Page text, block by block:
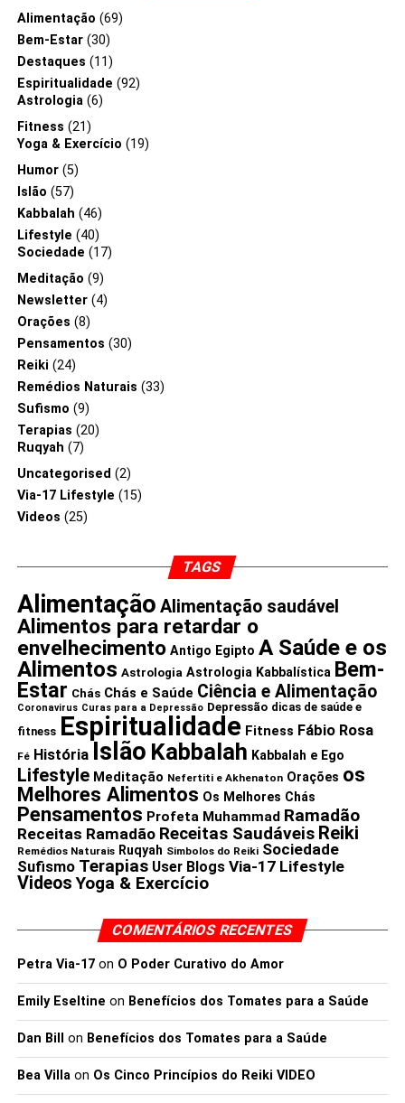
Alimentação (69)
Bem-Estar(30)
Destaques (11)
Espiritualidade (92)
Astrologia(6)
Fitness (21)
Yoga & Exercício (19)
Humor(5)
Islão (57)
Kabbalah (46)
Lifestyle (40)
Sociedade (17)
Meditação (9)
Newsletter(4)
Orações (8)
Pensamentos (30)
Reiki (24)
Remédios Naturais (33)
Sufismo (9)
Terapias (20)
Ruqyah (7)
Uncategorised (2)
Via-17 Lifestyle (15)
Videos (25)
TAGS
Alimentação Alimentação saudável
Alimentos para retardar o
envelhecimento Antigo Egipto A Saúde e os
Alimentos Astrologia Astrologia Kabbalística Bem-
Estar Chás Chás e Saúde Ciência e Alimentação
Coronavirus Curas para a Depressão Depressão dicas de saúde e
fitness Espiritualidade Fitness Fábio Rosa
Fé História Islão Kabbalah Kabbalah e Ego
Lifestyle Meditação Nefertiti e Akhenaton Orações os
Melhores Alimentos Os Melhores Chás
Pensamentos Profeta Muhammad Ramadão
Receitas Ramadão Receitas Saudáveis Reiki
Remédios Naturais Ruqyah Simbolos do Reiki Sociedade
Sufismo Terapias User Blogs Via-17 Lifestyle
Videos Yoga & Exercício
COMENTÁRIOS RECENTES
Petra Via-17on O Poder Curativo do Amor
Emily Eseltine on Benefícios dos Tomates para a Saúde
Dan Bill on Benefícios dos Tomates para a Saúde
Bea Villaon Os Cinco Princípios do Reiki VIDEO